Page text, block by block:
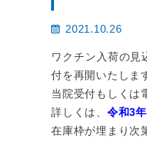
2021.10.26
ワクチン入荷の見
付を再開いたしま
当院受付もしくは
詳しくは、 令和3
在庫枠が埋まり次